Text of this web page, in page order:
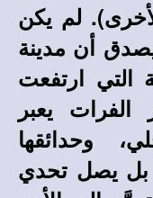
لم يكن
أن مدينة
التي ارتفعت
يعبر
وحدائقها
بل يصل تحدي